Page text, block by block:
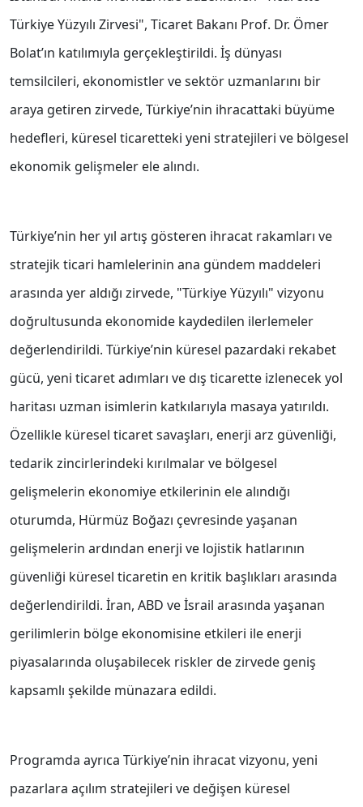
Türkiye Yüzyılı Zirvesi", Ticaret Bakanı Prof. Dr. Ömer
Bolat’ın katılımıyla gerçekleştirildi. İş dünyası
temsilcileri, ekonomistler ve sektör uzmanlarını bir
araya getiren zirvede, Türkiye’nin ihracattaki büyüme
hedefleri, küresel ticaretteki yeni stratejileri ve bölgesel
ekonomik gelişmeler ele alındı.
Türkiye’nin her yıl artış gösteren ihracat rakamları ve
stratejik ticari hamlelerinin ana gündem maddeleri
arasında yer aldığı zirvede, "Türkiye Yüzyılı" vizyonu
doğrultusunda ekonomide kaydedilen ilerlemeler
değerlendirildi. Türkiye’nin küresel pazardaki rekabet
gücü, yeni ticaret adımları ve dış ticarette izlenecek yol
haritası uzman isimlerin katkılarıyla masaya yatırıldı.
Özellikle küresel ticaret savaşları, enerji arz güvenliği,
tedarik zincirlerindeki kırılmalar ve bölgesel
gelişmelerin ekonomiye etkilerinin ele alındığı
oturumda, Hürmüz Boğazı çevresinde yaşanan
gelişmelerin ardından enerji ve lojistik hatlarının
güvenliği küresel ticaretin en kritik başlıkları arasında
değerlendirildi. İran, ABD ve İsrail arasında yaşanan
gerilimlerin bölge ekonomisine etkileri ile enerji
piyasalarında oluşabilecek riskler de zirvede geniş
kapsamlı şekilde münazara edildi.
Programda ayrıca Türkiye’nin ihracat vizyonu, yeni
pazarlara açılım stratejileri ve değişen küresel